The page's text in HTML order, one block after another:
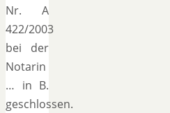
Nr. A
422/2003
bei der
Notarin
… in B.
geschlossen.